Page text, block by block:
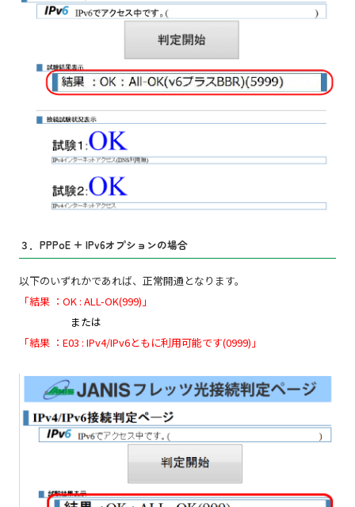
３．PPPoE + IPv6オプションの場合
以下のいずれかであれば、正常開通となります。
「結果 ：OK : ALL-OK(999)」
または
「結果 ：E03 : IPv4/IPv6ともに利用可能です(0999)」